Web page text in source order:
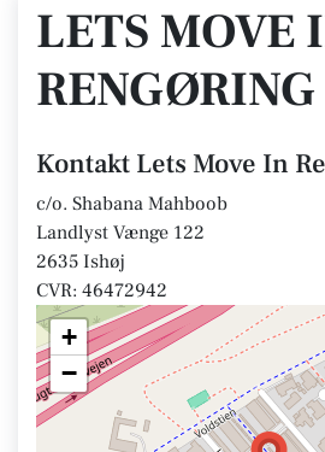
LETS MOVE
RENGØRING
Kontakt Lets Move In
c/o. Shabana Mahboob
Landlyst Vænge 122
2635 Ishøj
CVR: 46472942
+
−